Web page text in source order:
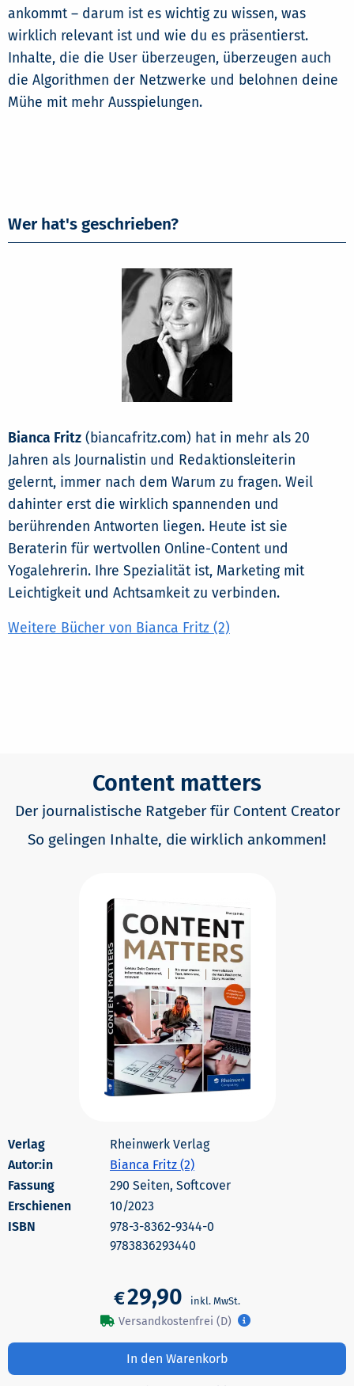
ankommt – darum ist es wichtig zu wissen, was
wirklich relevant ist und wie du es präsentierst.
Inhalte, die die User überzeugen, überzeugen auch
die Algorithmen der Netzwerke und belohnen deine
Mühe mit mehr Ausspielungen.
Wer hat's geschrieben?
Bianca Fritz (biancafritz.com) hat in mehr als 20
Jahren als Journalistin und Redaktionsleiterin
gelernt, immer nach dem Warum zu fragen. Weil
dahinter erst die wirklich spannenden und
berührenden Antworten liegen. Heute ist sie
Beraterin für wertvollen Online-Content und
Yogalehrerin. Ihre Spezialität ist, Marketing mit
Leichtigkeit und Achtsamkeit zu verbinden.
Weitere Bücher von Bianca Fritz (2)
Content matters
Der journalistische Ratgeber für Content Creator
So gelingen Inhalte, die wirklich ankommen!
Rheinwerk Verlag
Autor:in
Bianca Fritz (2)
290 Seiten, Softcover
Erschienen
10/2023
978-3-8362-9344-0
9783836293440
€29,90
Versandkostenfrei (D)
In den Warenkorb